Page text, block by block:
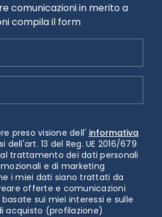
comunicazioni in merito a
compila il form
preso visione dell' informativa
dell'art. 13 del Reg. UE 2016/679
trattamento dei dati personali
e di marketing
i miei dati siano trattati da
offerte e comunicazioni
sui miei interessi e sulle
acquisto (profilazione)